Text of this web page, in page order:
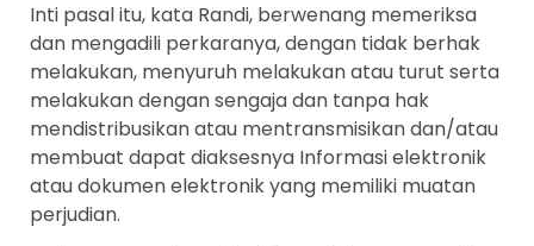
Inti pasal itu, kata Randi, berwenang memeriksa
dan mengadili perkaranya, dengan tidak berhak
melakukan, menyuruh melakukan atau turut serta
melakukan dengan sengaja dan tanpa hak
mendistribusikan atau mentransmisikan dan/atau
membuat dapat diaksesnya Informasi elektronik
atau dokumen elektronik yang memiliki muatan
perjudian.